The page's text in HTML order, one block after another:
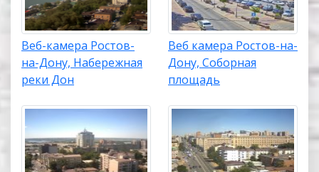
Веб-камера Ростов-
на-Дону, Набережная
реки Дон
Веб камера Ростов-на-
Дону, Соборная
площадь